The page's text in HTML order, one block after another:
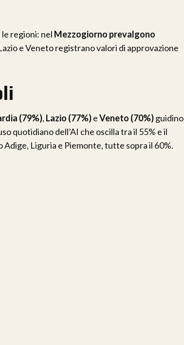
regioni: nel Mezzogiorno prevalgono
e Veneto registrano valori di approvazione
(79%), Lazio (77%)eVeneto (70%)guidino
quotidiano dell’AI che oscilla tra il 55% e il
Liguria e Piemonte, tutte sopra il 60%.